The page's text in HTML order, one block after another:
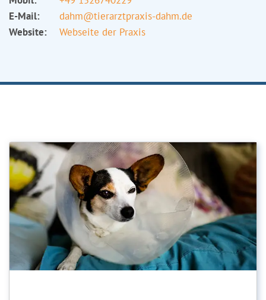
E-Mail:
dahm@tierarztpraxis-dahm.de
Website:
Webseite der Praxis